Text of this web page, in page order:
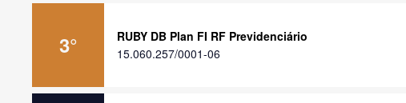
3°
RUBY DB Plan FI RF Previdenciário
15.060.257/0001-06